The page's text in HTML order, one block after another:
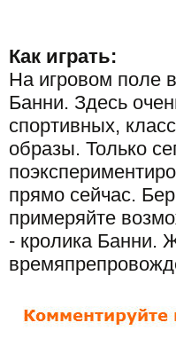
Как играть:
На игровом поле
Банни. Здесь
спортивных,
образы. Только
прямо сейчас.
примеряйте
- кролика Банни.